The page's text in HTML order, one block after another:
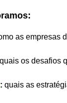
as empresas
quais os desafios
: quais as